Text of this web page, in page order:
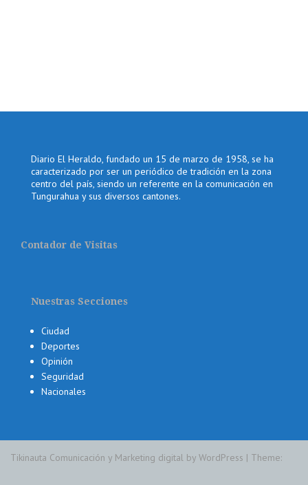
Diario El Heraldo, fundado un 15 de marzo de 1958, se ha
caracterizado por ser un periódico de tradición en la zona
centro del país, siendo un referente en la comunicación en
Tungurahua y sus diversos cantones.
Contador de Visitas
Nuestras Secciones
Ciudad
Deportes
Opinión
Seguridad
Nacionales
Tikinauta Comunicación y Marketing digital by WordPress | Theme: